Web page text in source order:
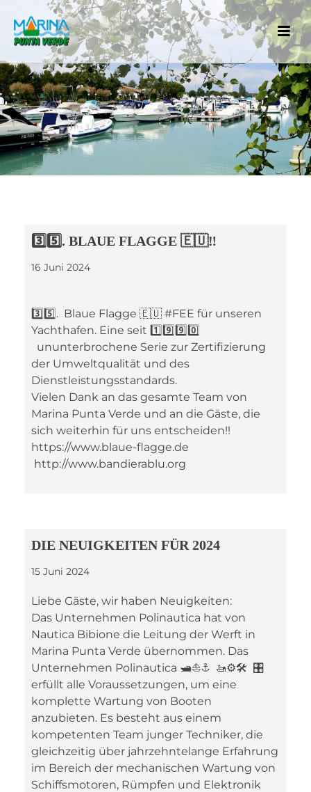
3️⃣5️⃣. BLAUE FLAGGE 🇪🇺‼️
16 Juni 2024
3️⃣5️⃣. Blaue Flagge 🇪🇺 #FEE für unseren
Yachthafen. Eine seit 1️⃣9️⃣9️⃣0️⃣
ununterbrochene Serie zur Zertifizierung
der Umweltqualität und des
Dienstleistungsstandards.
Vielen Dank an das gesamte Team von
Marina Punta Verde und an die Gäste, die
sich weiterhin für uns entscheiden!!️
https://www.blaue-flagge.de
http://www.bandierablu.org
DIE NEUIGKEITEN FÜR 2024
15 Juni 2024
Liebe Gäste, wir haben Neuigkeiten:
Das Unternehmen Polinautica hat von
Nautica Bibione die Leitung der Werft in
Marina Punta Verde übernommen. Das
Unternehmen Polinautica 🛥⛵⚓ 🚤⚙️🛠 🎛
erfüllt alle Voraussetzungen, um eine
komplette Wartung von Booten
anzubieten. Es besteht aus einem
kompetenten Team junger Techniker, die
gleichzeitig über jahrzehntelange Erfahrung
im Bereich der mechanischen Wartung von
Schiffsmotoren, Rümpfen und Elektronik